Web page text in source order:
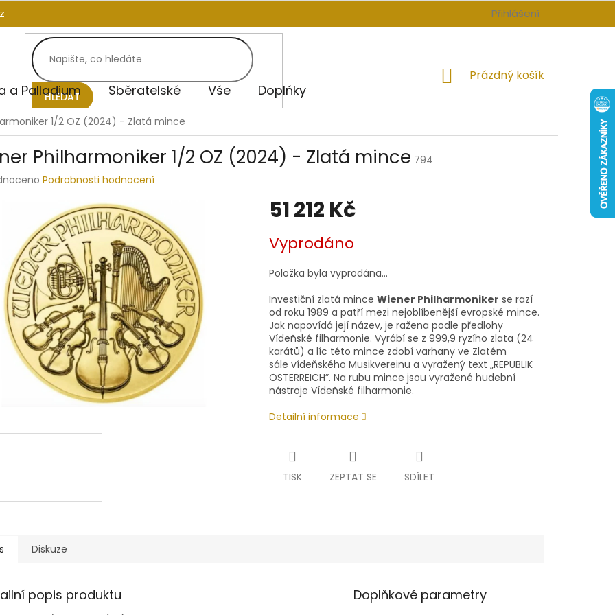
Přihlášení
HLEDAT
NÁKUPNÍ
Prázdný košík
a Palladium Sběratelské Vše Doplňky
1/2 OZ (2024) - Zlatá mince
Philharmoniker 1/2 OZ (2024) - Zlatá mince 794
Podrobnosti hodnocení
51 212 Kč
cena:
Vyprodáno
Položka byla vyprodána…
Investiční zlatá mince Wiener Philharmoniker se razí
od roku 1989 a patří mezi nejoblíbenější evropské mince.
Jak napovídá její název, je ražena podle předlohy
Vídeňské filharmonie. Vyrábí se z 999,9 ryzího zlata (24
karátů) a líc této mince zdobí varhany ve Zlatém
sále vídeňského Musikvereinu a vyražený text „REPUBLIK
ÖSTERREICH”. Na rubu mince jsou vyražené hudební
nástroje Vídeňské filharmonie.
Detailní informace
TISK ZEPTAT SE SDÍLET
Diskuze
popis produktu Doplňkové parametry